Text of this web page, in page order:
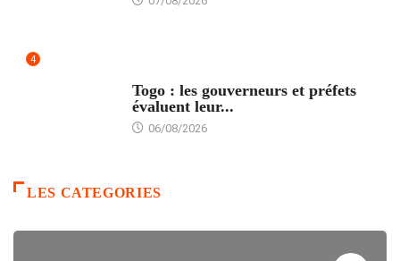
4
Togo : les gouverneurs et préfets
évaluent leur...
06/08/2026
LES CATEGORIES